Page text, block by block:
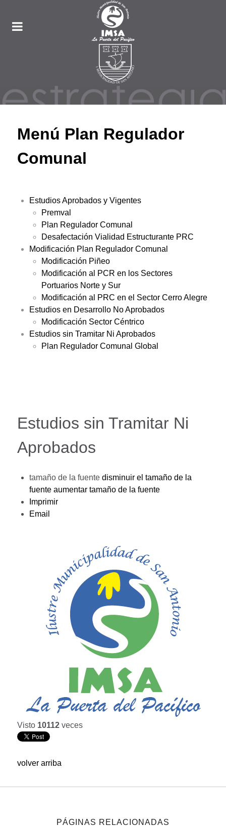
Menú Plan Regulador
Comunal
Estudios Aprobados y Vigentes
Premval
Plan Regulador Comunal
Desafectación Vialidad Estructurante PRC
Modificación Plan Regulador Comunal
Modificación Piñeo
Modificación al PCR en los Sectores
Portuarios Norte y Sur
Modificación al PRC en el Sector Cerro Alegre
Estudios en Desarrollo No Aprobados
Modificación Sector Céntrico
Estudios sin Tramitar Ni Aprobados
Plan Regulador Comunal Global
Estudios sin Tramitar Ni
Aprobados
tamaño de la fuente disminuir el tamaño de la
fuente aumentar tamaño de la fuente
Imprimir
Email
Visto 10112 veces
volver arriba
PÁGINAS RELACIONADAS